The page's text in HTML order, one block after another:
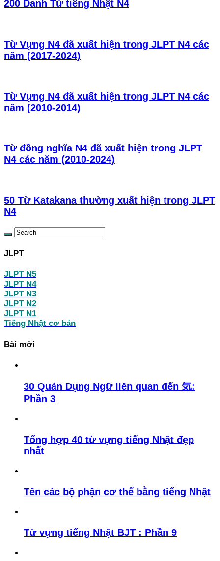
200 Danh Từ tiếng Nhật N4
Từ Vựng N4 đã xuất hiện trong JLPT N4 các
năm (2017-2024)
Từ Vựng N4 đã xuất hiện trong JLPT N4 các
năm (2010-2014)
Từ đồng nghĩa N4 đã xuất hiện trong JLPT
N4 các năm (2010-2024)
50 Từ Katakana thường xuất hiện trong JLPT
N4
JLPT
JLPT N5
JLPT N4
JLPT N3
JLPT N2
JLPT N1
Tiếng Nhật cơ bản
Bài mới
30 Quán Dụng Ngữ liên quan đến 気:
Phần 3
Tổng hợp 40 từ vựng tiếng Nhật đẹp
nhất
Tên các bộ phận cơ thể bằng tiếng Nhật
Từ vựng tiếng Nhật BJT : Phần 9